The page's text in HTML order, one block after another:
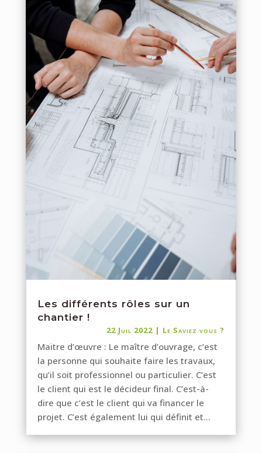
Les différents rôles sur un
chantier !
22 Juil 2022 | Le Saviez vous ?
Maitre d’œuvre : Le maître d’ouvrage, c’est
la personne qui souhaite faire les travaux,
qu’il soit professionnel ou particulier. C’est
le client qui est le décideur final. C’est-à-
dire que c’est le client qui va financer le
projet. C’est également lui qui définit et...